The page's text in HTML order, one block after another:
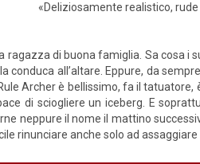
«Deliziosamente realistico,
ragazza di buona famiglia. Sa cosa i
conduca all’altare. Eppure, da
Archer è bellissimo, fa il
di sciogliere un iceberg. E
neppure il nome il mattino
rinunciare anche solo ad